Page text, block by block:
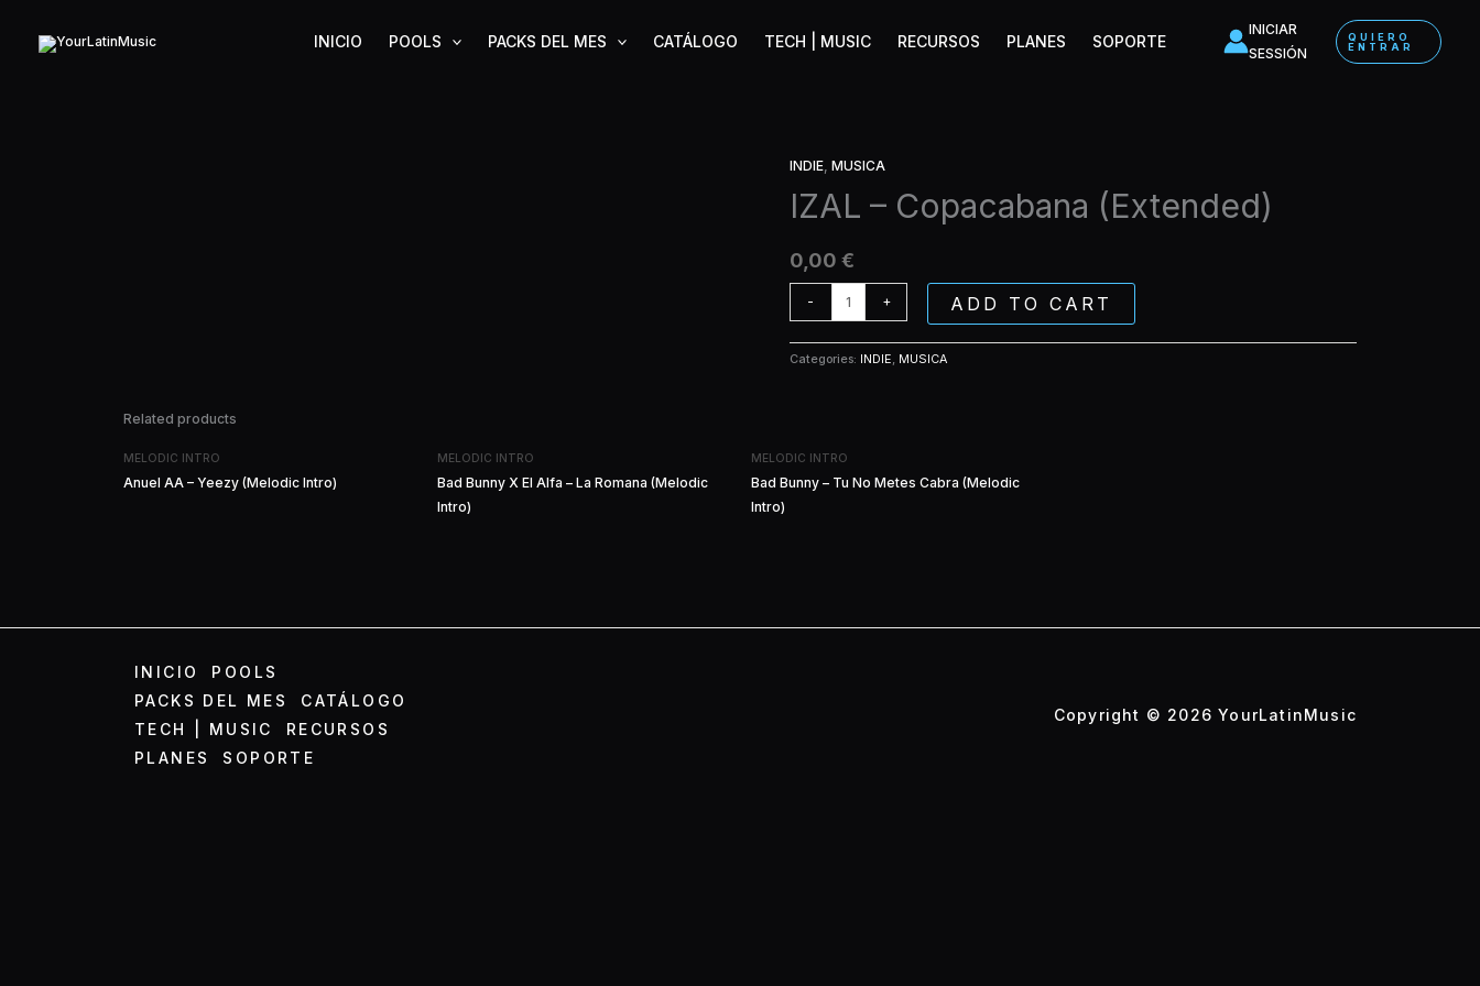
INICIO POOLS PACKS DEL MES CATÁLOGO TECH | MUSIC RECURSOS PLANES SOPORTE
INICIAR
SESSIÓN
QUIERO
ENTRAR
INDIE, MUSICA
IZAL – Copacabana (Extended)
0,00 €
-
IZAL
-
Copacabana
quantity
+ ADD TO CART
Categories: INDIE, MUSICA
Related products
MELODIC INTRO
Anuel AA – Yeezy (Melodic Intro)
MELODIC INTRO
Bad Bunny X El Alfa – La Romana (Melodic
Intro)
MELODIC INTRO
Bad Bunny – Tu No Metes Cabra (Melodic
Intro)
INICIO
POOLS
PACKS DEL MES
CATÁLOGO
TECH | MUSIC
RECURSOS
PLANES
SOPORTE
Copyright © 2026 YourLatinMusic
quantity